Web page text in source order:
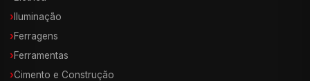
› Iluminação
›Ferragens
›Ferramentas
›Cimento e Construção